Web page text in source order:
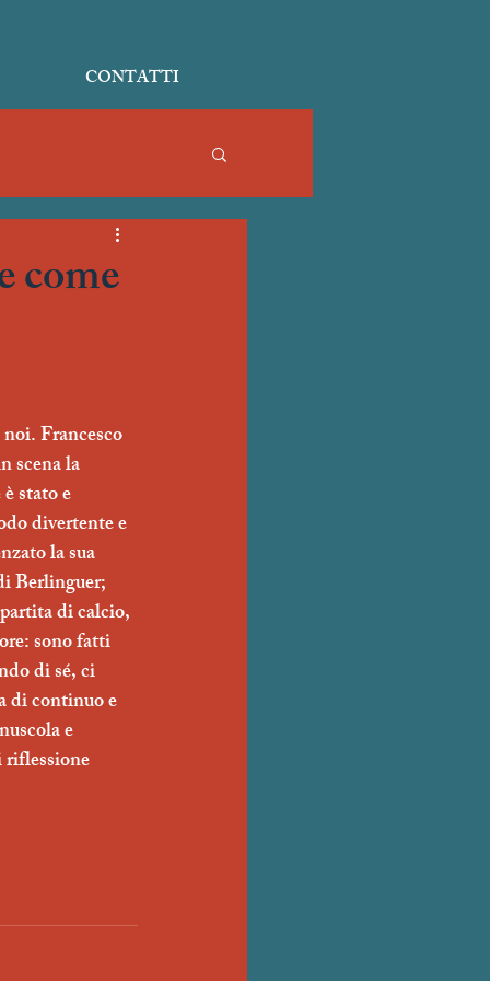
CONTATTI
come
Francesco
scena la
stato e
divertente e
la sua
Berlinguer;
di calcio,
sono fatti
di sé, ci
di continuo e
e
riflessione